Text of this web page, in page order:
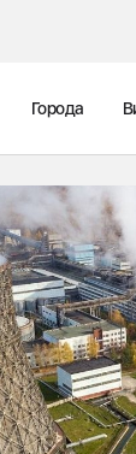
Города